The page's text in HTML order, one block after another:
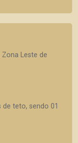
Leste de
teto, sendo 01